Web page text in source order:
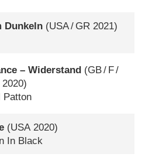
Dunkeln (USA/ GR 2021)
– Widerstand (GB/ F/
2020)
Patton
(USA 2020)
In Black